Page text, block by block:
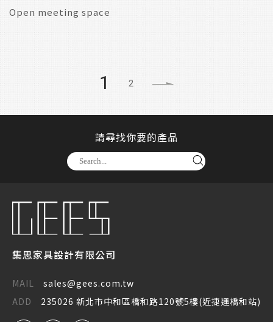
Open meeting space
1 2
請尋找你要的產品
集思家具設計有限公司
MAIL
sales@gees.com.tw
ADD
235026 新北市中和區橋和路120號5樓(近捷運橋和站)